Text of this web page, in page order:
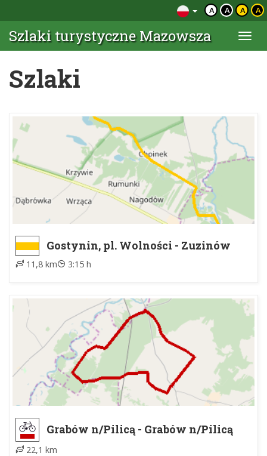
A A A A
Szlaki turystyczne Mazowsza
Szlaki
Gostynin, pl. Wolności - Zuzinów
11,8 km 3:15 h
Grabów n/Pilicą - Grabów n/Pilicą
22,1 km